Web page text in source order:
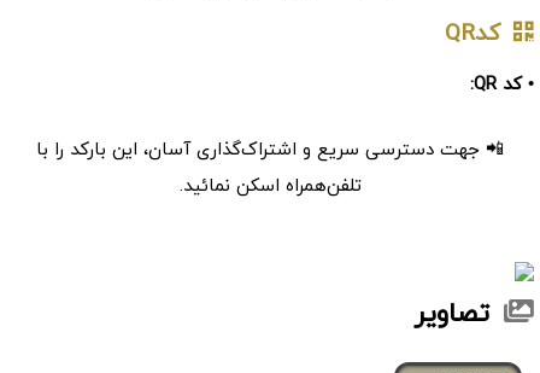
کدQR
• کد QR:
📲 جهت دسترسی سریع و اشتراک‌گذاری آسان، این بارکد را با
تلفن‌همراه اسکن نمائید.
تصاویر